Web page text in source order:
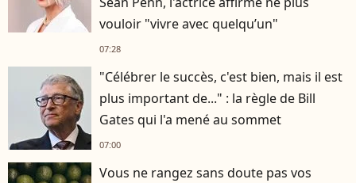
vouloir "vivre avec quelqu’un"
07:28
"Célébrer le succès, c'est bien, mais il est
plus important de..." : la règle de Bill
Gates qui l'a mené au sommet
07:00
Vous ne rangez sans doute pas vos